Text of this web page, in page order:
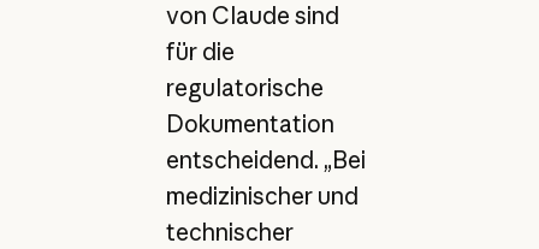
von Claude sind
für die
regulatorische
Dokumentation
entscheidend. „Bei
medizinischer und
technischer